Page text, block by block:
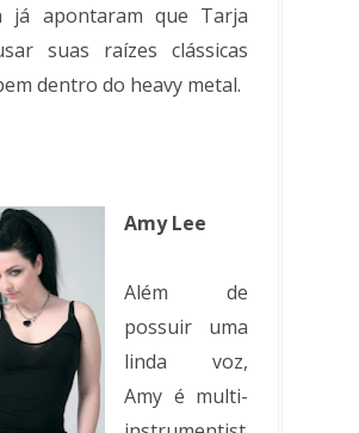
já apontaram que Tarja
suas raízes clássicas
dentro do heavy metal.
Amy Lee
Além de
possuir uma
linda voz,
Amy é multi-